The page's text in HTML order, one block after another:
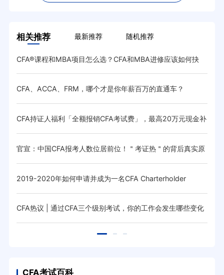
相关推荐 最新推荐 随机推荐
CFA®课程和MBA项目怎么选？CFA和MBA进修应该如何抉
择？
CFA、ACCA、FRM，哪个才是你年薪百万的直通车？
CFA持证人福利「全额报销CFA考试费」，最高20万元现金补
贴正在
官宣：中国CFA报考人数位居前位！＂考证热＂的背后真实原
因是
2019-2020年如何申请并成为一名CFA Charterholder
CFA热议 | 通过CFA三个级别考试，你的工作会发生哪些变化
CFA考试百科